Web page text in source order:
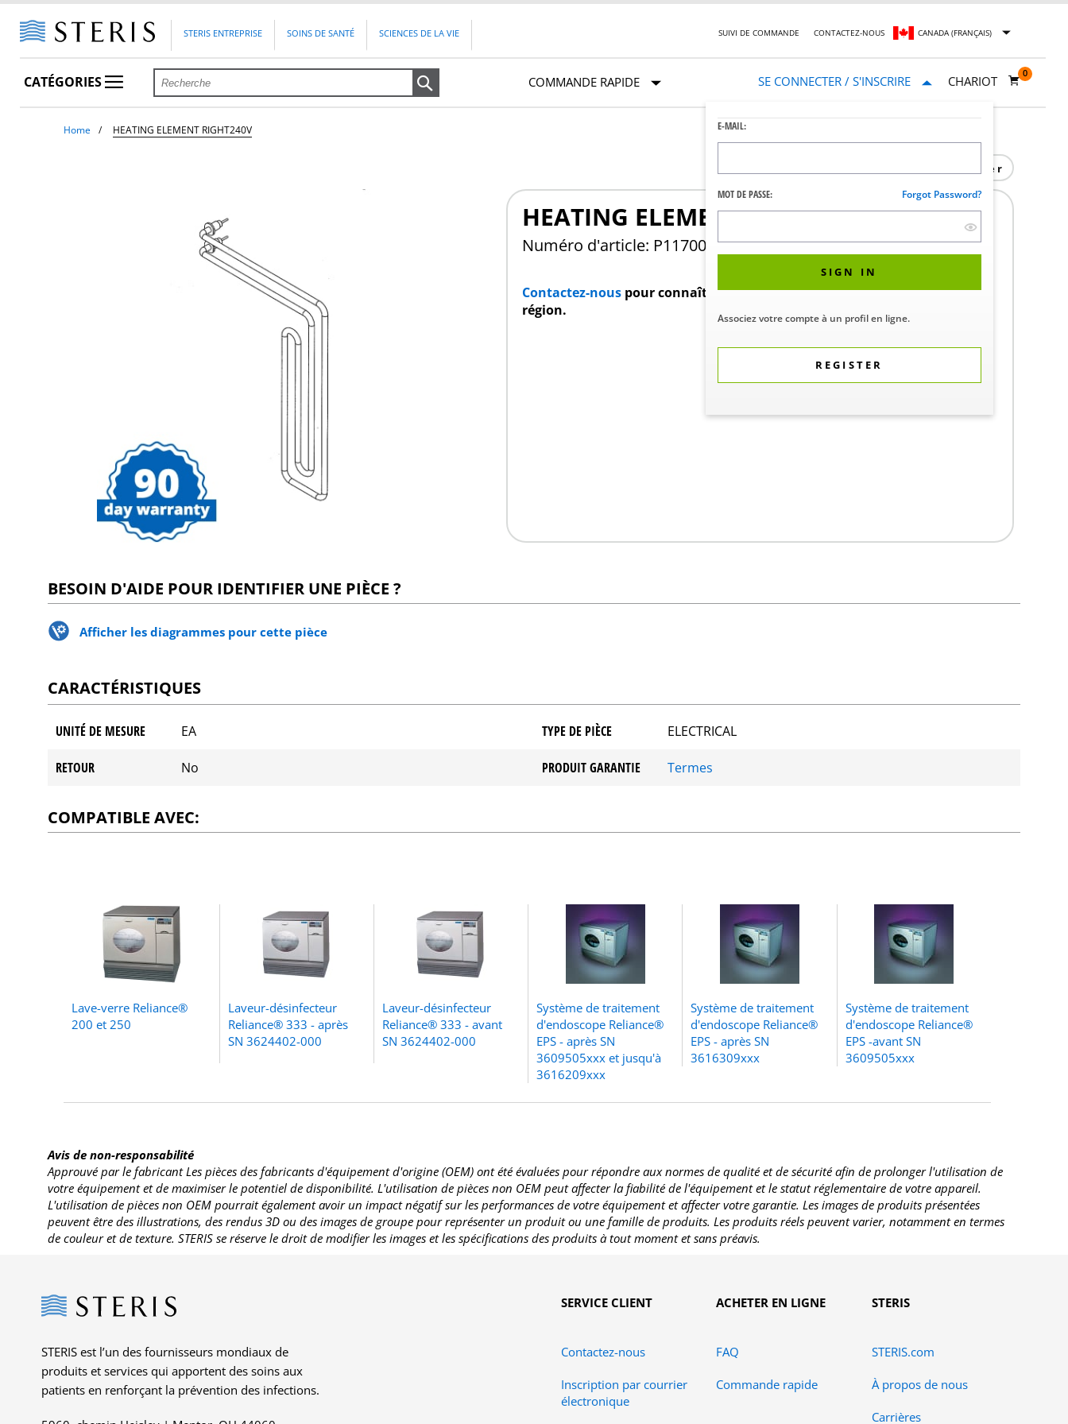
STERIS ENTREPRISE SOINS DE SANTÉ SCIENCES DE LA VIE SUIVI DE COMMANDE CONTACTEZ-NOUS CANADA (FRANÇAIS)
CATÉGORIES COMMANDE RAPIDE SE CONNECTER / S'INSCRIRE
E-MAIL:
MOT DE PASSE: Forgot Password?
SIGN IN
Associez votre compte à un profil en ligne.
REGISTER
CHARIOT
0
Home HEATING ELEMENT RIGHT240V
Imprimer
HEATING ELEMENT RIGHT240V
Numéro d'article: P117003090
Contactez-nous pour connaître la disponibilité et les prix dans votre
région.
BESOIN D'AIDE POUR IDENTIFIER UNE PIÈCE ?
Afficher les diagrammes pour cette pièce
CARACTÉRISTIQUES
UNITÉ DE MESURE EA TYPE DE PIÈCE ELECTRICAL
RETOUR No PRODUIT GARANTIE Termes
COMPATIBLE AVEC:
Lave-verre Reliance®
200 et 250
Laveur-désinfecteur
Reliance® 333 - après
SN 3624402-000
Laveur-désinfecteur
Reliance® 333 - avant
SN 3624402-000
Système de traitement
d'endoscope Reliance®
EPS - après SN
3609505xxx et jusqu'à
3616209xxx
Système de traitement
d'endoscope Reliance®
EPS - après SN
3616309xxx
Système de traitement
d'endoscope Reliance®
EPS -avant SN
3609505xxx
Avis de non-responsabilité
Approuvé par le fabricant Les pièces des fabricants d'équipement d'origine (OEM) ont été évaluées pour répondre aux normes de qualité et de sécurité afin de prolonger l'utilisation de
votre équipement et de maximiser le potentiel de disponibilité. L'utilisation de pièces non OEM peut affecter la fiabilité de l'équipement et le statut réglementaire de votre appareil.
L'utilisation de pièces non OEM pourrait également avoir un impact négatif sur les performances de votre équipement et affecter votre garantie. Les images de produits présentées
peuvent être des illustrations, des rendus 3D ou des images de groupe pour représenter un produit ou une famille de produits. Les produits réels peuvent varier, notamment en termes
de couleur et de texture. STERIS se réserve le droit de modifier les images et les spécifications des produits à tout moment et sans préavis.
Steris
STERIS est l’un des fournisseurs mondiaux de
produits et services qui apportent des soins aux
patients en renforçant la prévention des infections.
SERVICE CLIENT
Contactez-nous
Inscription par courrier
électronique
ACHETER EN LIGNE
FAQ
Commande rapide
STERIS
STERIS.com
À propos de nous
Carrières